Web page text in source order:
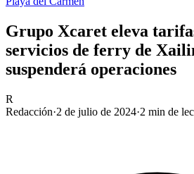
Grupo Xcaret eleva
servicios de ferry de
suspenderá operaciones
R
Redacción·2 de julio de 2024·2 min de